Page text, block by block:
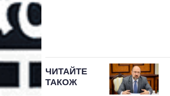
ЧИТАЙТЕ
ТАКОЖ